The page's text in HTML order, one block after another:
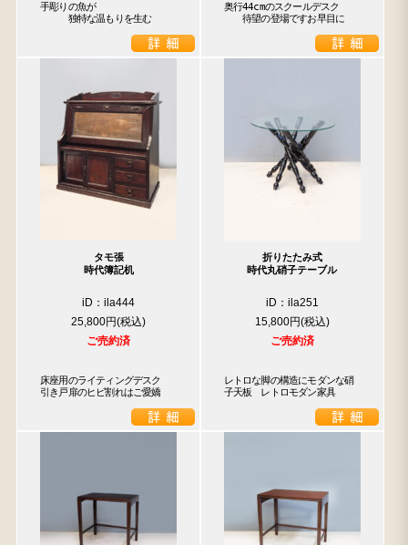
手彫りの魚が
独特な温もりを生む
奥行44cmのスクールデスク
待望の登場ですお早目に
タモ張
時代簿記机
iD：ila444
25,800円
ご売約済
床座用のライティングデスク
引き戸扉のヒビ割れはご愛嬌
折りたたみ式
時代丸硝子テーブル
iD：ila251
15,800円
ご売約済
レトロな脚の構造にモダンな硝
子天板　レトロモダン家具